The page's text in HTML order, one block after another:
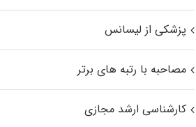
پزشکی از لیسانس
مصاحبه با رتبه های برتر
کارشناسی ارشد مجازی